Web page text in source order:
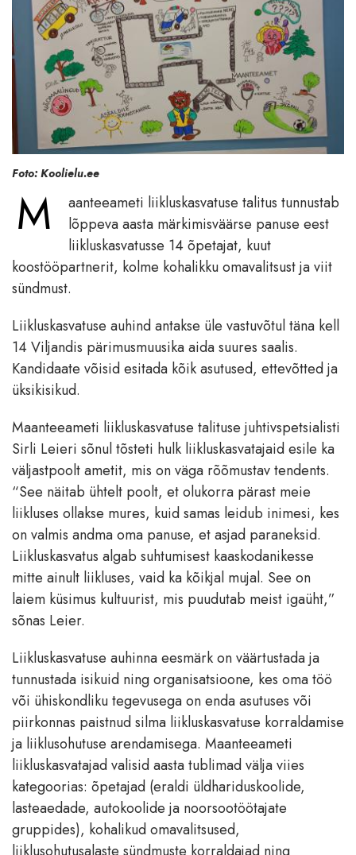
Foto: Koolielu.ee
M
aanteeameti liikluskasvatuse talitus tunnustab
lõppeva aasta märkimisväärse panuse eest
liikluskasvatusse 14 õpetajat, kuut
koostööpartnerit, kolme kohalikku omavalitsust ja viit
sündmust.
Liikluskasvatuse auhind antakse üle vastuvõtul täna kell
14 Viljandis pärimusmuusika aida suures saalis.
Kandidaate võisid esitada kõik asutused, ettevõtted ja
üksikisikud.
Maanteeameti liikluskasvatuse talituse juhtivspetsialisti
Sirli Leieri sõnul tõsteti hulk liikluskasvatajaid esile ka
väljastpoolt ametit, mis on väga rõõmustav tendents.
“See näitab ühtelt poolt, et olukorra pärast meie
liikluses ollakse mures, kuid samas leidub inimesi, kes
on valmis andma oma panuse, et asjad paraneksid.
Liikluskasvatus algab suhtumisest kaaskodanikesse
mitte ainult liikluses, vaid ka kõikjal mujal. See on
laiem küsimus kultuurist, mis puudutab meist igaüht,”
sõnas Leier.
Liikluskasvatuse auhinna eesmärk on väärtustada ja
tunnustada isikuid ning organisatsioone, kes oma töö
või ühiskondliku tegevusega on enda asutuses või
piirkonnas paistnud silma liikluskasvatuse korraldamise
ja liiklusohutuse arendamisega. Maanteeameti
liikluskasvatajad valisid aasta tublimad välja viies
kategoorias: õpetajad (eraldi üldhariduskoolide,
lasteaedade, autokoolide ja noorsootöötajate
gruppides), kohalikud omavalitsused,